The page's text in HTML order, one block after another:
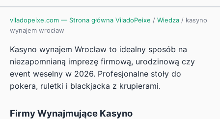
viladopeixe.com — Strona główna ViladoPeixe / Wiedza / kasyno
wynajem wrocław
Kasyno wynajem Wrocław to idealny sposób na
niezapomnianą imprezę firmową, urodzinową czy
event weselny w 2026. Profesjonalne stoły do
pokera, ruletki i blackjacka z krupierami.
Firmy Wynajmujące Kasyno